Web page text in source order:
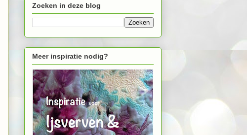
Zoeken in deze blog
Meer inspiratie nodig?